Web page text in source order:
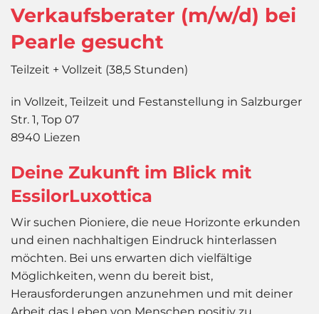
Verkaufsberater (m/w/d) bei
Pearle gesucht
Teilzeit + Vollzeit (38,5 Stunden)
in Vollzeit, Teilzeit und Festanstellung in Salzburger
Str. 1, Top 07
8940 Liezen
Deine Zukunft im Blick mit
EssilorLuxottica
Wir suchen Pioniere, die neue Horizonte erkunden
und einen nachhaltigen Eindruck hinterlassen
möchten. Bei uns erwarten dich vielfältige
Möglichkeiten, wenn du bereit bist,
Herausforderungen anzunehmen und mit deiner